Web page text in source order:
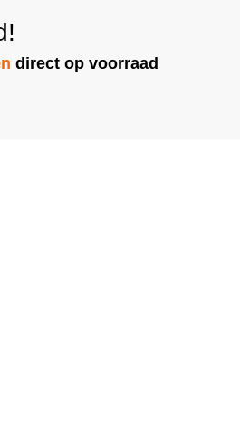
direct op voorraad